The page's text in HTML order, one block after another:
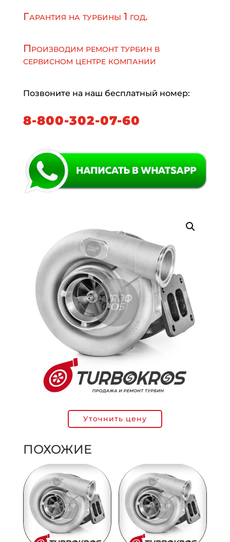
Гарантия на турбины 1 год.
Производим ремонт турбин в
сервисном центре компании
Позвоните на наш бесплатный номер:
8-800-302-07-60
Уточнить цену
ПОХОЖИЕ